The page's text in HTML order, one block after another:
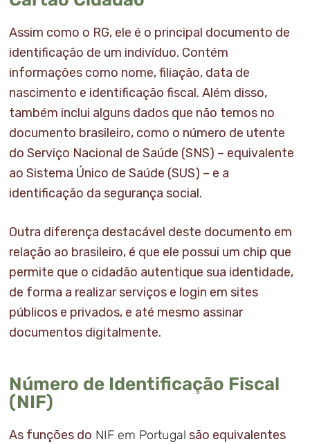
Assim como o RG, ele é o principal documento de
identificação de um indivíduo. Contém
informações como nome, filiação, data de
nascimento e identificação fiscal. Além disso,
também inclui alguns dados que não temos no
documento brasileiro, como o número de utente
do Serviço Nacional de Saúde (SNS) – equivalente
ao Sistema Único de Saúde (SUS) – e a
identificação da segurança social.
Outra diferença destacável deste documento em
relação ao brasileiro, é que ele possui um chip que
permite que o cidadão autentique sua identidade,
de forma a realizar serviços e login em sites
públicos e privados, e até mesmo assinar
documentos digitalmente.
Número de Identificação Fiscal
(NIF)
As funções do NIF em Portugal são equivalentes